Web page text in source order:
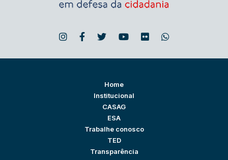
Home
Institucional
CASAG
ESA
Trabalhe conosco
TED
Transparência